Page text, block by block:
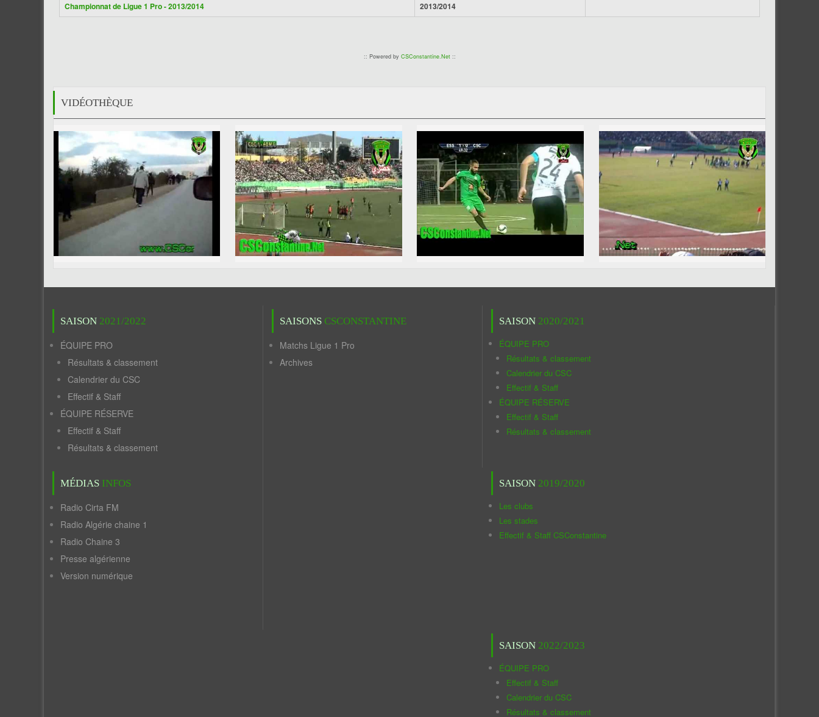
Championnat de Ligue 1 Pro - 2013/2014
2013/2014
:: Powered by CSConstantine.Net::
VIDÉOTHÈQUE
SAISON 2021/2022
ÉQUIPE PRO
Résultats & classement
Calendrier du CSC
Effectif & Staff
ÉQUIPE RÉSERVE
Effectif & Staff
Résultats & classement
MÉDIAS INFOS
Radio Cirta FM
Radio Algérie chaine 1
Radio Chaine 3
Presse algérienne
Version numérique
SAISONS CSCONSTANTINE
Matchs Ligue 1 Pro
Archives
SAISON 2020/2021
ÉQUIPE PRO
Résultats & classement
Calendrier du CSC
Effectif & Staff
ÉQUIPE RÉSERVE
Effectif & Staff
Résultats & classement
SAISON 2019/2020
Les clubs
Les stades
Effectif & Staff CSConstantine
SAISON 2022/2023
ÉQUIPE PRO
Effectif & Staff
Calendrier du CSC
Résultats & classement